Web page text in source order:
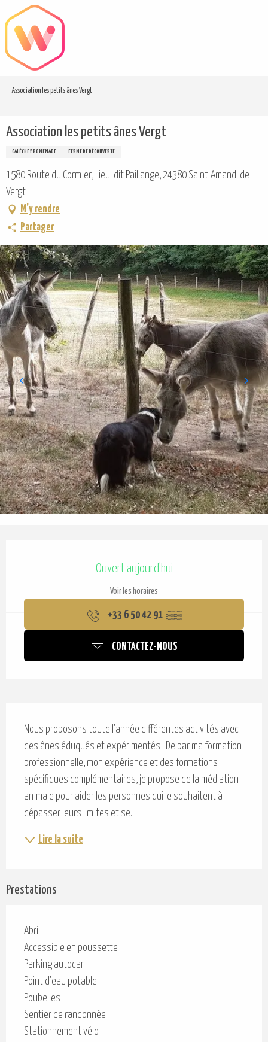
au
contenu
principal
Association les petits ânes Vergt
Association les petits ânes Vergt
CALÈCHE PROMENADE FERME DE DÉCOUVERTE
1580 Route du Cormier, Lieu-dit Paillange, 24380 Saint-Amand-de-
Vergt
M'y rendre
Partager
Ouvert aujourd'hui
Voir les horaires
+33 6 50 42 91 ▒▒
CONTACTEZ-NOUS
Nous proposons toute l'année différentes activités avec
des ânes éduqués et expérimentés : De par ma formation
professionnelle, mon expérience et des formations
spécifiques complémentaires, je propose de la médiation
animale pour aider les personnes qui le souhaitent à
dépasser leurs limites et se...
Lire la suite
Prestations
Abri
Accessible en poussette
Parking autocar
Point d'eau potable
Poubelles
Sentier de randonnée
Stationnement vélo